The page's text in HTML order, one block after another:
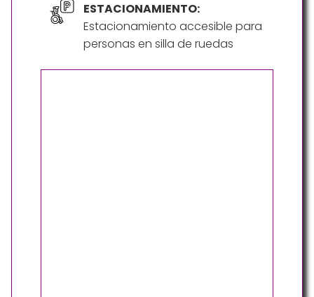
ESTACIONAMIENTO:
Estacionamiento accesible para
personas en silla de ruedas